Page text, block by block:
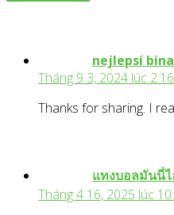
nejlepsí
Tháng 9 3, 2024 lúc
Thanks for sharing. I
แทงบอลมันนี่
Tháng 4 16, 2025 lúc